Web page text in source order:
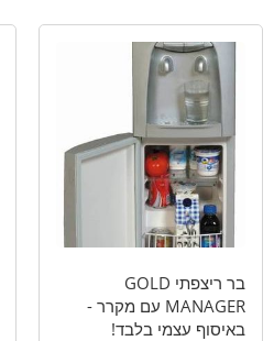
בר ריצפתי GOLD
MANAGER עם מקרר -
באיסוף עצמי בלבד!